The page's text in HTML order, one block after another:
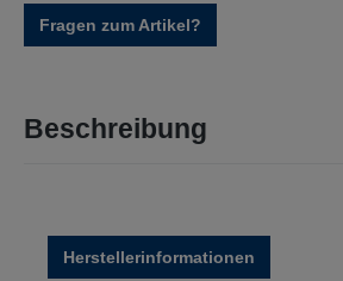
Fragen zum Artikel?
Beschreibung
Herstellerinformationen